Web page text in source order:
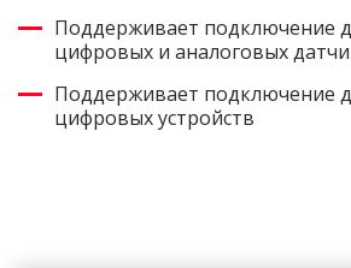
Поддерживает подключение
цифровых и аналоговых
Поддерживает подключение
цифровых устройств